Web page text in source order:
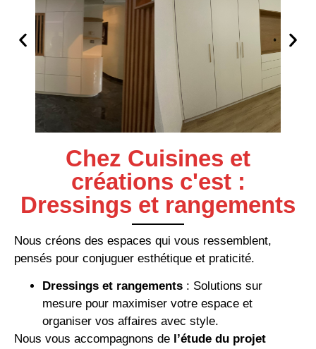
Chez Cuisines et
créations c'est :
Dressings et rangements
Nous créons des espaces qui vous ressemblent,
pensés pour conjuguer esthétique et praticité.
Dressings et rangements : Solutions sur
mesure pour maximiser votre espace et
organiser vos affaires avec style.
Nous vous accompagnons de l’étude du projet